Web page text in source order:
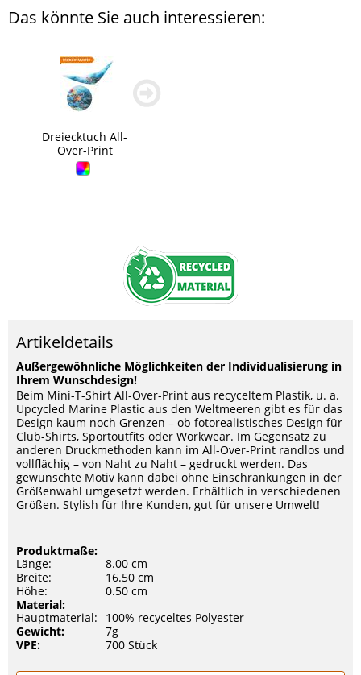
Das könnte Sie auch interessieren:
Dreiecktuch All-
Over-Print
Artikeldetails
Außergewöhnliche Möglichkeiten der Individualisierung in
Ihrem Wunschdesign!
Beim Mini-T-Shirt All-Over-Print aus recyceltem Plastik, u. a.
Upcycled Marine Plastic aus den Weltmeeren gibt es für das
Design kaum noch Grenzen – ob fotorealistisches Design für
Club-Shirts, Sportoutfits oder Workwear. Im Gegensatz zu
anderen Druckmethoden kann im All-Over-Print randlos und
vollflächig – von Naht zu Naht – gedruckt werden. Das
gewünschte Motiv kann dabei ohne Einschränkungen in der
Größenwahl umgesetzt werden. Erhältlich in verschiedenen
Größen. Stylish für Ihre Kunden, gut für unsere Umwelt!
Produktmaße:
Länge:
8.00 cm
Breite:
16.50 cm
Höhe:
0.50 cm
Material:
Hauptmaterial:
100% recyceltes Polyester
Gewicht:
7g
VPE:
700 Stück